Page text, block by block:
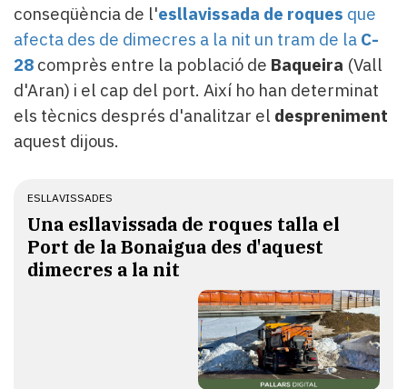
més
llegit...
Editorial
conseqüència de l'esllavissada de roques que
afecta des de dimecres a la nit un tram de la C-
28 comprès entre la població de Baqueira (Vall
d'Aran) i el cap del port. Així ho han determinat
els tècnics després d'analitzar el despreniment
aquest dijous.
ESLLAVISSADES
​Una esllavissada de roques talla el
Port de la Bonaigua des d'aquest
dimecres a la nit